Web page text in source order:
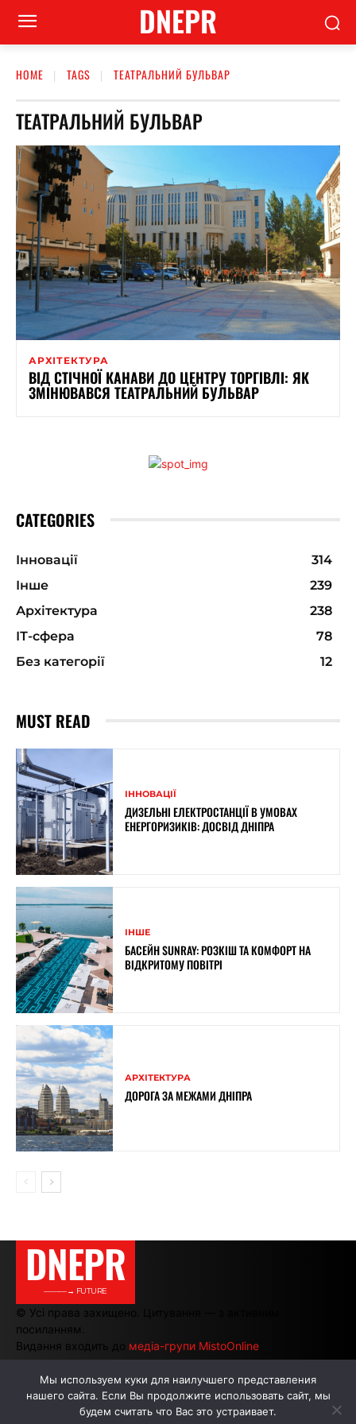
DNEPR
HOME TAGS ТЕАТРАЛЬНИЙ БУЛЬВАР
ТЕАТРАЛЬНИЙ БУЛЬВАР
АРХІТЕКТУРА
ВІД СТІЧНОЇ КАНАВИ ДО ЦЕНТРУ ТОРГІВЛІ: ЯК
ЗМІНЮВАВСЯ ТЕАТРАЛЬНИЙ БУЛЬВАР
CATEGORIES
Інновації
314
Інше
239
Архітектура
238
ІТ-сфера
78
Без категорії
12
MUST READ
ІННОВАЦІЇ
ДИЗЕЛЬНІ ЕЛЕКТРОСТАНЦІЇ В УМОВАХ
ЕНЕРГОРИЗИКІВ: ДОСВІД ДНІПРА
ІНШЕ
БАСЕЙН SUNRAY: РОЗКІШ ТА КОМФОРТ НА
ВІДКРИТОМУ ПОВІТРІ
АРХІТЕКТУРА
ДОРОГА ЗА МЕЖАМИ ДНІПРА
DNEPR
———→ FUTURE
© Усі права захищено. Цитування — з активним
посиланням.
Видання входить до медіа-групи MistoOnline
АВТОРИ РЕКЛАМА НА САЙТІ
Мы используем куки для наилучшего представления
нашего сайта. Если Вы продолжите использовать сайт, мы
будем считать что Вас это устраивает.